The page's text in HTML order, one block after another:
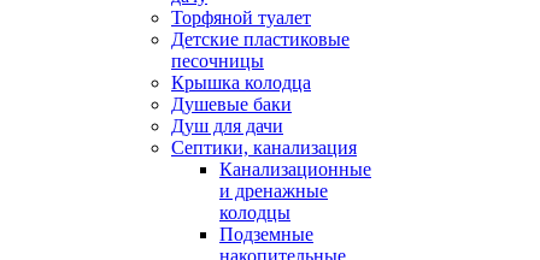
Торфяной туалет
Детские пластиковые
песочницы
Крышка колодца
Душевые баки
Душ для дачи
Септики, канализация
Канализационные
и дренажные
колодцы
Подземные
накопительные